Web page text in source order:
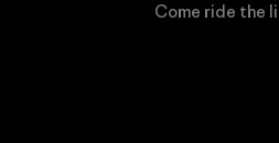
Come ride the